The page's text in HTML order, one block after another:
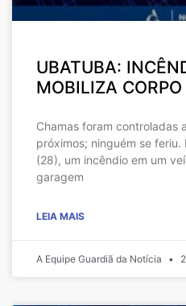
UBATUBA:
MOBILIZA
Chamas foram controladas
próximos; ninguém se
(28), um incêndio em um
garagem
LEIA MAIS
A Equipe Guardiã da Notícia